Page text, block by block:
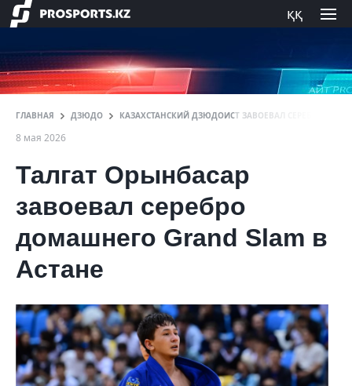
ққ
ГЛАВНАЯ ДЗЮДО КАЗАХСТАНСКИЙ ДЗЮДОИСТ ЗАВОЕВАЛ СЕРЕБРО НА
8 мая 2026
Талгат Орынбасар
завоевал серебро
домашнего Grand Slam в
Астане